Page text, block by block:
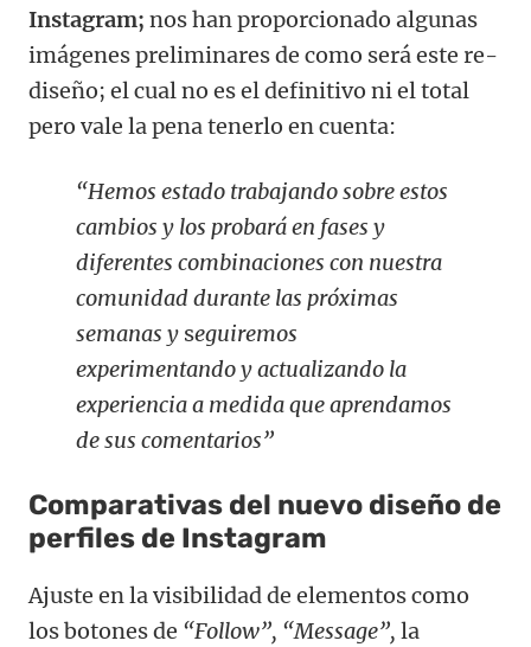
Instagram; nos han proporcionado algunas
imágenes preliminares de como será este re-
diseño; el cual no es el definitivo ni el total
pero vale la pena tenerlo en cuenta:
“Hemos estado trabajando sobre estos
cambios y los probará en fases y
diferentes combinaciones con nuestra
comunidad durante las próximas
semanas y seguiremos
experimentando y actualizando la
experiencia a medida que aprendamos
de sus comentarios”
Comparativas del nuevo diseño de
perfiles de Instagram
Ajuste en la visibilidad de elementos como
los botones de “Follow”, “Message”, la